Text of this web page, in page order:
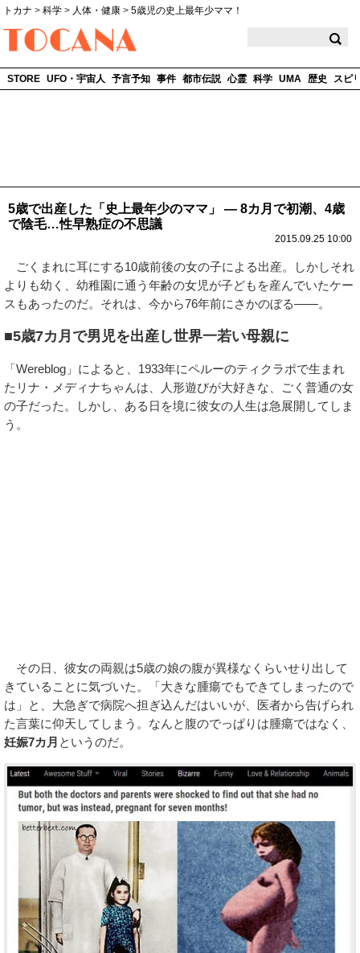
トカナ > 科学 > 人体・健康 > 5歳児の史上最年少ママ！
STORE UFO・宇宙人 予言予知 事件 都市伝説 心霊 科学 UMA 歴史 スピ
5歳で出産した「史上最年少のママ」 ― 8カ月で初潮、4歳
で陰毛…性早熟症の不思議
2015.09.25 10:00
ごくまれに耳にする10歳前後の女の子による出産。しかしそれ
よりも幼く、幼稚園に通う年齢の女児が子どもを産んでいたケー
スもあったのだ。それは、今から76年前にさかのぼる――。
■5歳7カ月で男児を出産し世界一若い母親に
「Wereblog」によると、1933年にペルーのティクラポで生まれ
たリナ・メディナちゃんは、人形遊びが大好きな、ごく普通の女
の子だった。しかし、ある日を境に彼女の人生は急展開してしま
う。
その日、彼女の両親は5歳の娘の腹が異様なくらいせり出して
きていることに気づいた。「大きな腫瘍でもできてしまったので
は」と、大急ぎで病院へ担ぎ込んだはいいが、医者から告げられ
た言葉に仰天してしまう。なんと腹のでっぱりは腫瘍ではなく、
妊娠7カ月 というのだ。